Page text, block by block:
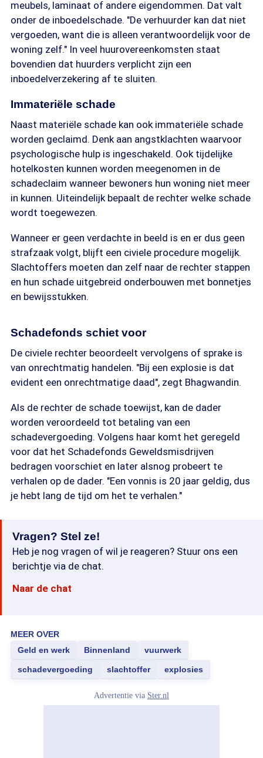
meubels, laminaat of andere eigendommen. Dat valt
onder de inboedelschade. "De verhuurder kan dat niet
vergoeden, want die is alleen verantwoordelijk voor de
woning zelf." In veel huurovereenkomsten staat
bovendien dat huurders verplicht zijn een
inboedelverzekering af te sluiten.
Immateriële schade
Naast materiële schade kan ook immateriële schade
worden geclaimd. Denk aan angstklachten waarvoor
psychologische hulp is ingeschakeld. Ook tijdelijke
hotelkosten kunnen worden meegenomen in de
schadeclaim wanneer bewoners hun woning niet meer
in kunnen. Uiteindelijk bepaalt de rechter welke schade
wordt toegewezen.
Wanneer er geen verdachte in beeld is en er dus geen
strafzaak volgt, blijft een civiele procedure mogelijk.
Slachtoffers moeten dan zelf naar de rechter stappen
en hun schade uitgebreid onderbouwen met bonnetjes
en bewijsstukken.
Schadefonds schiet voor
De civiele rechter beoordeelt vervolgens of sprake is
van onrechtmatig handelen. "Bij een explosie is dat
evident een onrechtmatige daad", zegt Bhagwandin.
Als de rechter de schade toewijst, kan de dader
worden veroordeeld tot betaling van een
schadevergoeding. Volgens haar komt het geregeld
voor dat het Schadefonds Geweldsmisdrijven
bedragen voorschiet en later alsnog probeert te
verhalen op de dader. "Een vonnis is 20 jaar geldig, dus
je hebt lang de tijd om het te verhalen."
Vragen? Stel ze!
Heb je nog vragen of wil je reageren? Stuur ons een
berichtje via de chat.
Naar de chat
MEER OVER
Geld en werk
Binnenland vuurwerk
schadevergoeding slachtoffer explosies
Advertentie via Ster.nl